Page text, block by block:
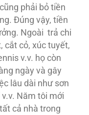
phải bỏ tiền
Đúng vậy, tiền
Ngoài trả chi
cắt cỏ, xúc tuyết,
v.v. họ còn
ngày và gây
lâu dài như sơn
Năm tôi mới
cả nhà trong